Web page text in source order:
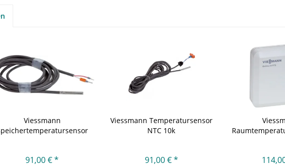
Viessmann
91,00 € *
Viessmann Temperatursensor
NTC 10k
91,00 € *